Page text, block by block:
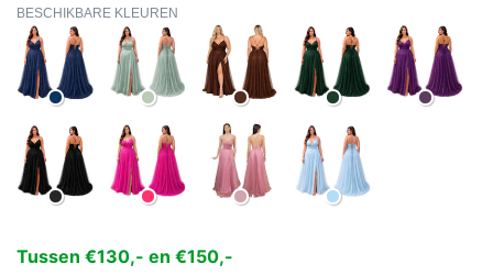
BESCHIKBARE KLEUREN
Tussen €130,- en €150,-